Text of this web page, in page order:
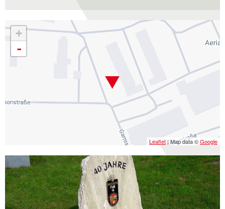
+
-
Leaflet | Map data ©Google